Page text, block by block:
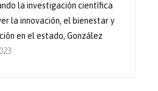
la investigación científica
la innovación, el bienestar y
en el estado, González